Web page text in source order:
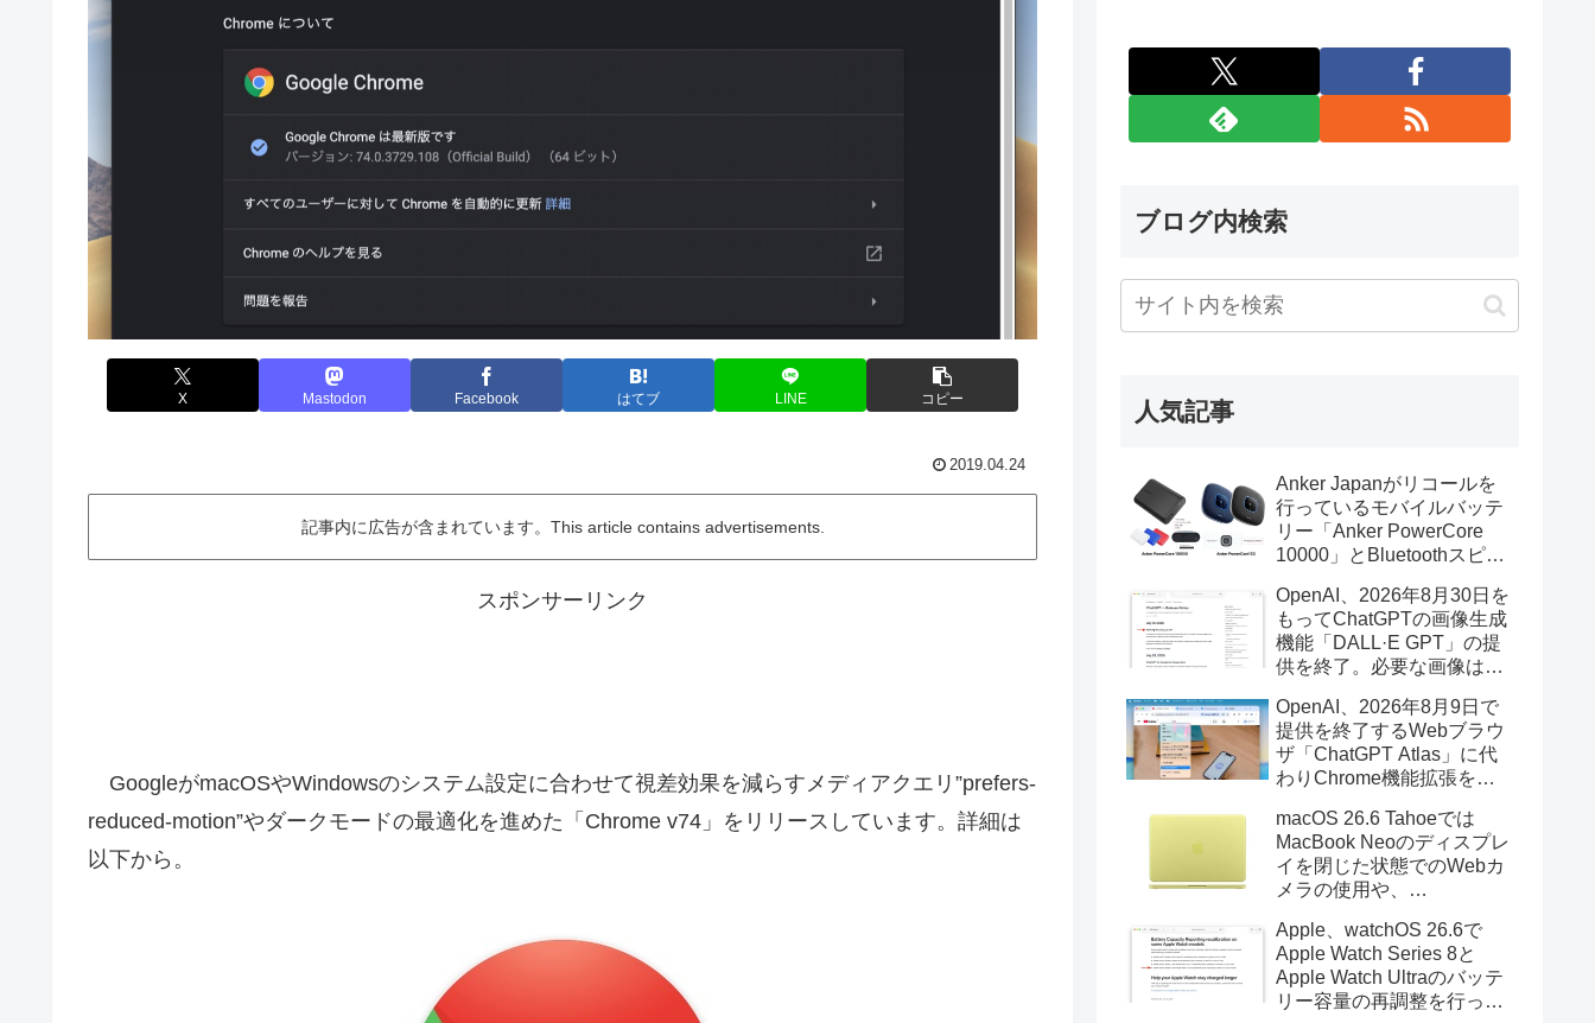
X Mastodon Facebook はてブ LINE コピー
2019.04.24
記事内に広告が含まれています。This article contains advertisements.
スポンサーリンク
GoogleがmacOSやWindowsのシステム設定に合わせて視差効果を減らすメディアクエリ”prefers-
reduced-motion”やダークモードの最適化を進めた「Chrome v74」をリリースしています。詳細は
以下から。
ブログ内検索
人気記事
Anker Japanがリコールを
行っているモバイルバッテ
リー「Anker PowerCore
10000」とBluetoothスピー
辺を焼損する火災が6月に3
件発生していたそうなので
注意を。
OpenAI、2026年8月30日を
もってChatGPTの画像生成
機能「DALL·E GPT」の提
供を終了。必要な画像は期
OpenAI、2026年8月9日で
提供を終了するWebブラウ
ザ「ChatGPT Atlas」に代
わりChrome機能拡張をア
画の質問やAsk ChatGPT機
能を追加。
macOS 26.6 Tahoeでは
MacBook Neoのディスプレ
イを閉じた状態でのWebカ
メラの使用や、
利用しMacBook Neoを復元
する際の安定性が向上。
Apple、watchOS 26.6で
Apple Watch Series 8と
Apple Watch Ultraのバッテ
リー容量の再調整を行った